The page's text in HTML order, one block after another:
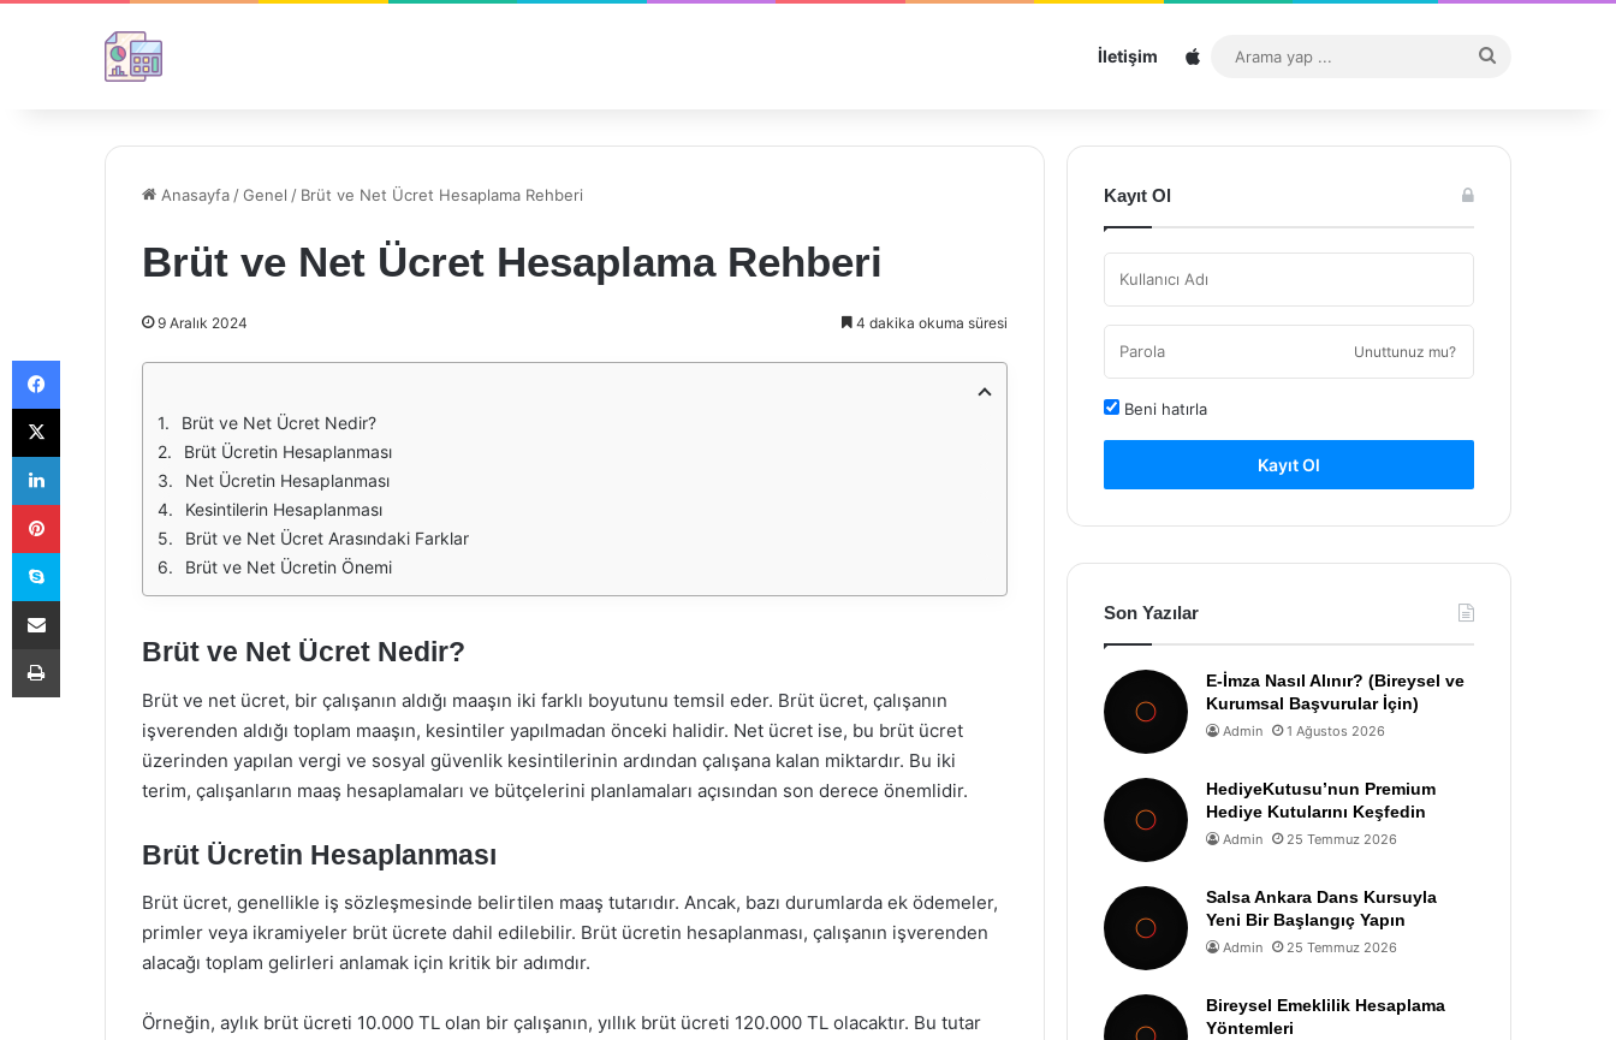
İletişim Sitemap
...
Anasayfa /Genel / Brüt ve Net Ücret Hesaplama Rehberi
Brüt ve Net Ücret Hesaplama Rehberi
9 Aralık 2024 4 dakika okuma süresi
Brüt ve Net Ücret Nedir?
Brüt Ücretin Hesaplanması
Net Ücretin Hesaplanması
Kesintilerin Hesaplanması
Brüt ve Net Ücret Arasındaki Farklar
Brüt ve Net Ücretin Önemi
Brüt ve Net Ücret Nedir?
Brüt ve net ücret, bir çalışanın aldığı maaşın iki farklı boyutunu temsil eder. Brüt ücret, çalışanın
işverenden aldığı toplam maaşın, kesintiler yapılmadan önceki halidir. Net ücret ise, bu brüt ücret
üzerinden yapılan vergi ve sosyal güvenlik kesintilerinin ardından çalışana kalan miktardır. Bu iki
terim, çalışanların maaş hesaplamaları ve bütçelerini planlamaları açısından son derece önemlidir.
Brüt Ücretin Hesaplanması
Brüt ücret, genellikle iş sözleşmesinde belirtilen maaş tutarıdır. Ancak, bazı durumlarda ek ödemeler,
primler veya ikramiyeler brüt ücrete dahil edilebilir. Brüt ücretin hesaplanması, çalışanın işverenden
alacağı toplam gelirleri anlamak için kritik bir adımdır.
Örneğin, aylık brüt ücreti 10.000 TL olan bir çalışanın, yıllık brüt ücreti 120.000 TL olacaktır. Bu tutar
Kayıt Ol
Unuttunuz mu?
Beni hatırla
Kayıt Ol
Son Yazılar
E-İmza Nasıl Alınır? (Bireysel ve
Kurumsal Başvurular İçin)
Admin 1 Ağustos 2026
HediyeKutusu’nun Premium
Hediye Kutularını Keşfedin
Admin 25 Temmuz 2026
Salsa Ankara Dans Kursuyla
Yeni Bir Başlangıç Yapın
Admin 25 Temmuz 2026
Bireysel Emeklilik Hesaplama
Yöntemleri
Facebook
X
LinkedIn
Pinterest
Skype
E-Posta ile paylaş